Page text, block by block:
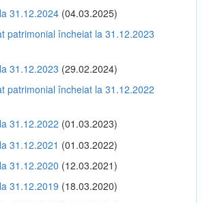
31.12.2024 (04.03.2025)
patrimonial încheiat la 31.12.2023
31.12.2023 (29.02.2024)
patrimonial încheiat la 31.12.2022
31.12.2022 (01.03.2023)
31.12.2021 (01.03.2022)
31.12.2020 (12.03.2021)
31.12.2019 (18.03.2020)